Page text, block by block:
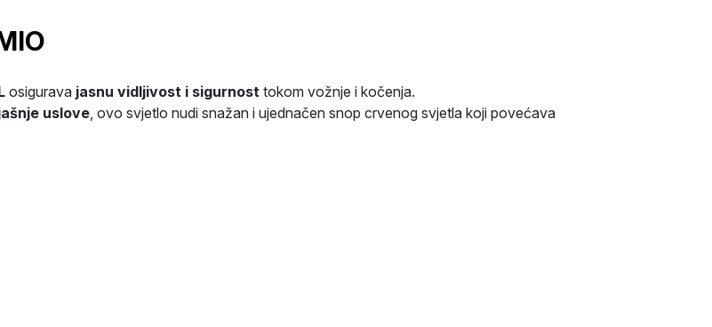
osigurava jasnu vidljivost i sigurnost tokom vožnje i kočenja.
uslove, ovo svjetlo nudi snažan i ujednačen snop crvenog svjetla koji povećava